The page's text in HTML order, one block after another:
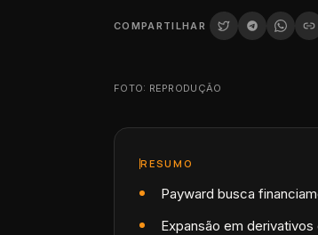
COMPARTILHAR
FOTO: REPRODUÇÃO
RESUMO
Payward busca
Expansão em